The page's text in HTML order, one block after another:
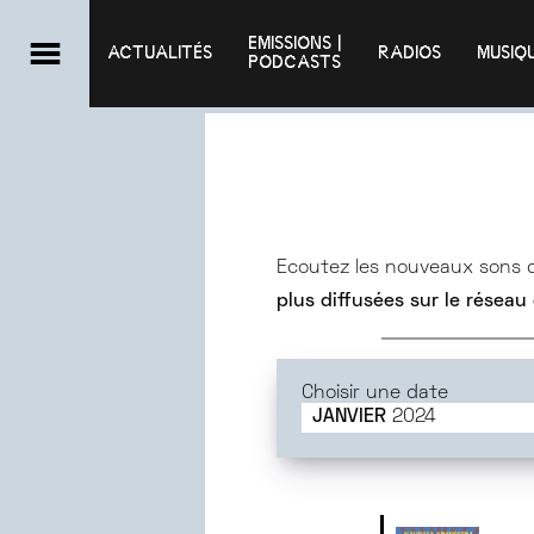
ACTUALITÉS
EMISSIONS |
PODCASTS
RADIOS
Ecoutez les nouveaux sons
plus diffusées sur le réseau
Choisir une date
JANVIER2024